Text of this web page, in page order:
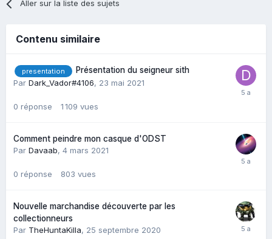
Aller sur la liste des sujets
Contenu similaire
presentation
Présentation du seigneur sith
Par Dark_Vador#4106, 23 mai 2021
0 réponse 1 109 vues
Comment peindre mon casque d'ODST
Par Davaab, 4 mars 2021
0 réponse 803 vues
Nouvelle marchandise découverte par les
collectionneurs
Par TheHuntaKilla, 25 septembre 2020